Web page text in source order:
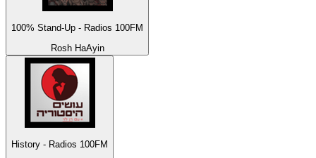
100% Stand-Up - Radios 100FM
Rosh HaAyin
History - Radios 100FM